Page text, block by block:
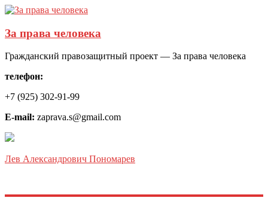
За права человека
Гражданский правозащитный проект — За права человека
телефон:
+7 (925) 302-91-99
E-mail: zaprava.s@gmail.com
Лев Александрович Пономарев